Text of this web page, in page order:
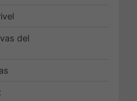
del